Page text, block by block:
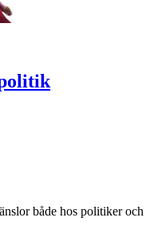
både hos politiker